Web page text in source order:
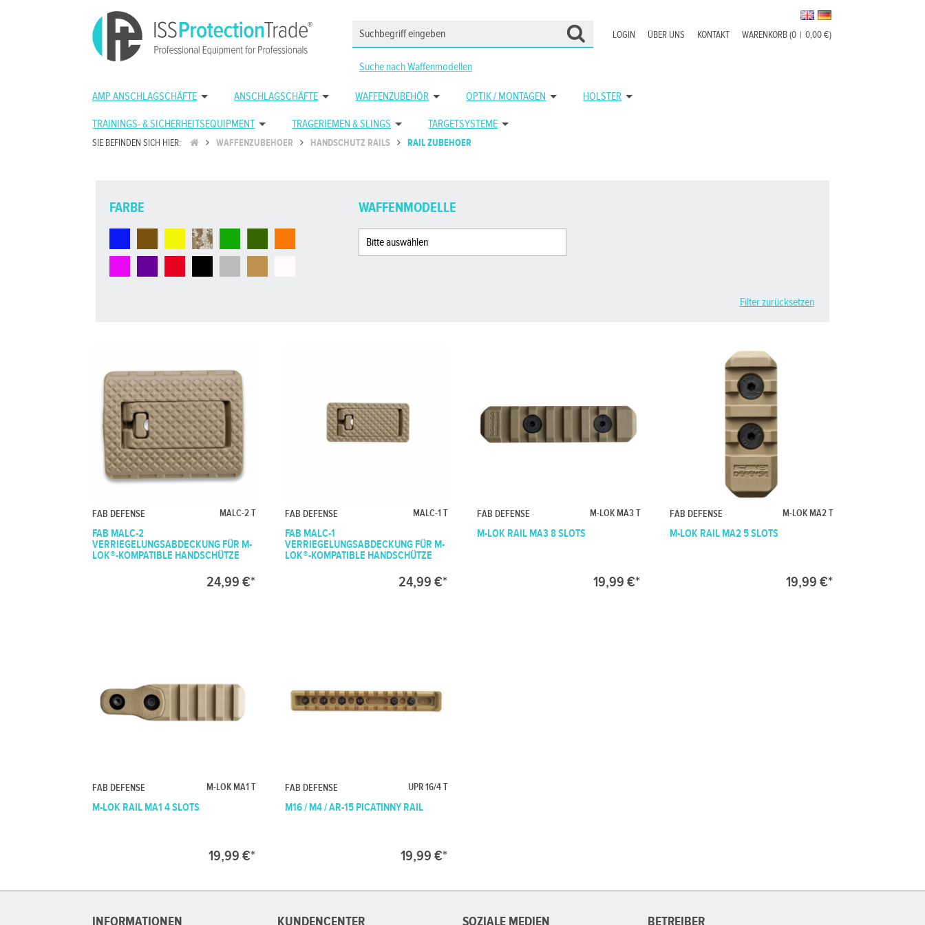
WARENKORB (0 | 0,00 €)
KONTAKT
ÜBER UNS
LOGIN
Suche nach Waffenmodellen
AMP ANSCHLAGSCHÄFTE ANSCHLAGSCHÄFTE WAFFENZUBEHÖR OPTIK / MONTAGEN HOLSTER
TRAININGS- & SICHERHEITSEQUIPMENT TRAGERIEMEN & SLINGS TARGETSYSTEME
SIE BEFINDEN SICH HIER: WAFFENZUBEHOER HANDSCHUTZ RAILS RAIL ZUBEHOER
FARBE WAFFENMODELLE
Filter zurücksetzen
FAB DEFENSE MALC-2 T
FAB MALC-2
VERRIEGELUNGSABDECKUNG FÜR M-
LOK®-KOMPATIBLE HANDSCHÜTZE
24,99 €*
FAB DEFENSE MALC-1 T
FAB MALC-1
VERRIEGELUNGSABDECKUNG FÜR M-
LOK®-KOMPATIBLE HANDSCHÜTZE
24,99 €*
FAB DEFENSE M-LOK MA3 T
M-LOK RAIL MA3 8 SLOTS
19,99 €*
FAB DEFENSE M-LOK MA2 T
M-LOK RAIL MA2 5 SLOTS
19,99 €*
FAB DEFENSE M-LOK MA1 T
M-LOK RAIL MA1 4 SLOTS
19,99 €*
FAB DEFENSE UPR 16/4 T
M16 / M4 / AR-15 PICATINNY RAIL
19,99 €*